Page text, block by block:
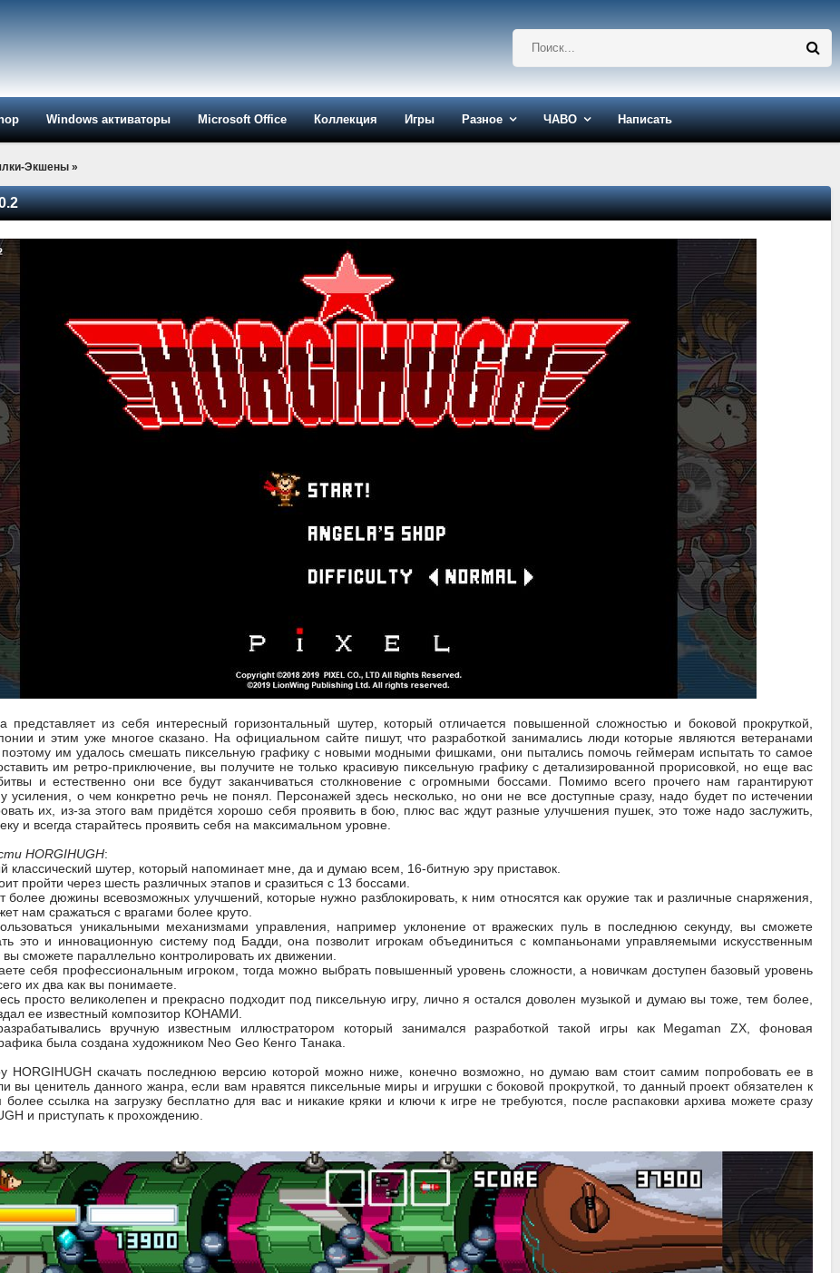
Windows активаторы Microsoft Office Коллекция Игры Разное ЧАВО Написать
Экшены »
представляет из себя интересный горизонтальный шутер, который отличается повышенной сложностью и боковой прокруткой,
и этим уже многое сказано. На официальном сайте пишут, что разработкой занимались люди которые являются ветеранами
поэтому им удалось смешать пиксельную графику с новыми модными фишками, они пытались помочь геймерам испытать то самое
им ретро-приключение, вы получите не только красивую пиксельную графику с детализированной прорисовкой, но еще вас
и естественно они все будут заканчиваться столкновение с огромными боссами. Помимо всего прочего нам гарантируют
усиления, о чем конкретно речь не понял. Персонажей здесь несколько, но они не все доступные сразу, надо будет по истечении
их, из-за этого вам придётся хорошо себя проявить в бою, плюс вас ждут разные улучшения пушек, это тоже надо заслужить,
и всегда старайтесь проявить себя на максимальном уровне.
HORGIHUGH:
классический шутер, который напоминает мне, да и думаю всем, 16-битную эру приставок.
пройти через шесть различных этапов и сразиться с 13 боссами.
дюжины всевозможных улучшений, которые нужно разблокировать, к ним относятся как оружие так и различные снаряжения,
нам сражаться с врагами более круто.
уникальными механизмами управления, например уклонение от вражеских пуль в последнюю секунду, вы сможете
это и инновационную систему под Бадди, она позволит игрокам объединиться с компаньонами управляемыми искусственным
вы сможете параллельно контролировать их движении.
себя профессиональным игроком, тогда можно выбрать повышенный уровень сложности, а новичкам доступен базовый уровень
их два как вы понимаете.
просто великолепен и прекрасно подходит под пиксельную игру, лично я остался доволен музыкой и думаю вы тоже, тем более,
ее известный композитор КОНАМИ.
вручную известным иллюстратором который занимался разработкой такой игры как Megaman ZX, фоновая
была создана художником Neo Geo Кенго Танака.
HORGIHUGH скачать последнюю версию которой можно ниже, конечно возможно, но думаю вам стоит самим попробовать ее в
вы ценитель данного жанра, если вам нравятся пиксельные миры и игрушки с боковой прокруткой, то данный проект обязателен к
ссылка на загрузку бесплатно для вас и никакие кряки и ключи к игре не требуются, после распаковки архива можете сразу
и приступать к прохождению.